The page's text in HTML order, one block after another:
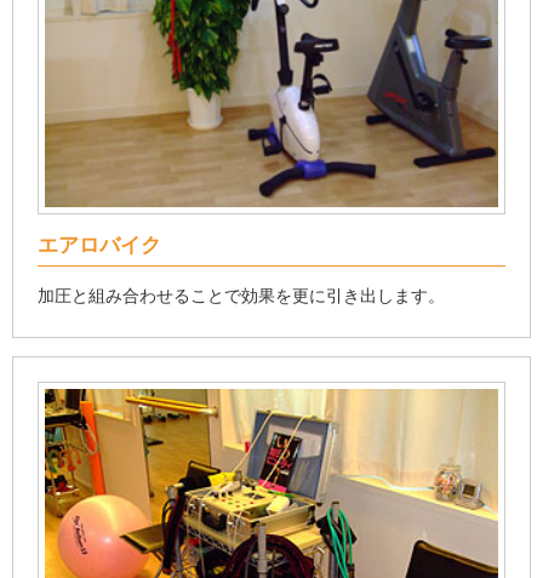
エアロバイク
加圧と組み合わせることで効果を更に引き出します。